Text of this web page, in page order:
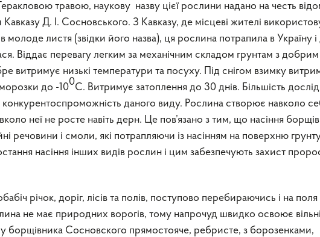
травою, наукову назву цієї рослини надано на честь
Д. І. Сосновського. З Кавказу, де місцеві жителі
молоде листя (звідки його назва), ця рослина потрапила в Україну
Віддає перевагу легким за механічним складом грунтам з добрим
витримує низькі температури та посуху. Під снігом взимку
до -100С. Витримує затоплення до 30 днів. Більшість
конкурентоспроможність даного виду. Рослина створює навколо
неї не росте навіть дерн. Це пов’язано з тим, що насіння
речовини і смоли, які потрапляючи із насінням на поверхню
насіння інших видів рослин і цим забезпечують захист
рiчок, дорiг, лiсiв та полiв, поступово перебираючись i на поля
не має природних ворогів, тому напрочуд швидко освоює вільні
у борщівника Сосновского прямостояче, ребристе, з борозенками,